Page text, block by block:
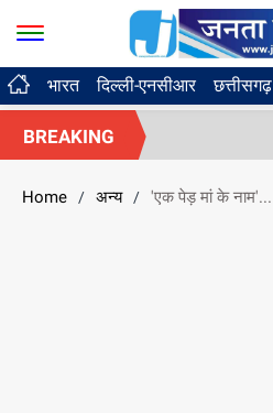
भारत दिल्ली-एनसीआर छत्तीसगढ़
BREAKING
Home / अन्य / 'एक पेड़ मां के नाम'...